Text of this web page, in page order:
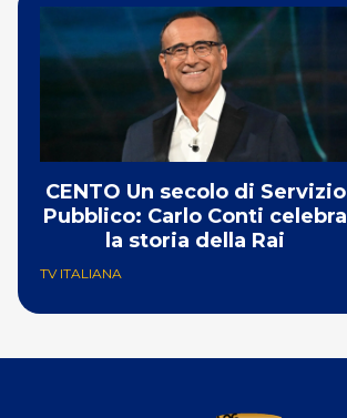
CENTO Un secolo di Servizio
Pubblico: Carlo Conti celebra
la storia della Rai
TV ITALIANA